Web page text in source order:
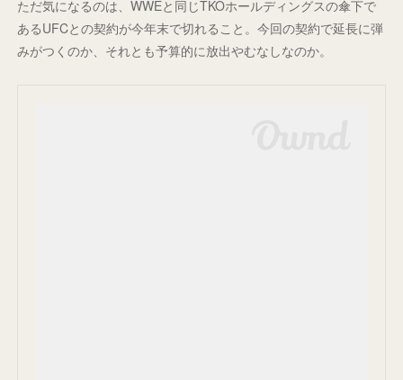
ただ気になるのは、WWEと同じTKOホールディングスの傘下で
あるUFCとの契約が今年末で切れること。今回の契約で延長に弾
みがつくのか、それとも予算的に放出やむなしなのか。